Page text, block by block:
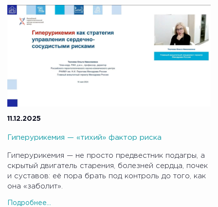
11.12.2025
Гиперурикемия — «тихий» фактор риска
Гиперурикемия — не просто предвестник подагры, а
скрытый двигатель старения, болезней сердца, почек
и суставов: её пора брать под контроль до того, как
она «заболит».
Подробнее...